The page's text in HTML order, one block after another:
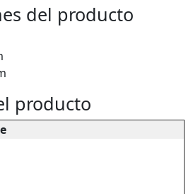
del producto
producto